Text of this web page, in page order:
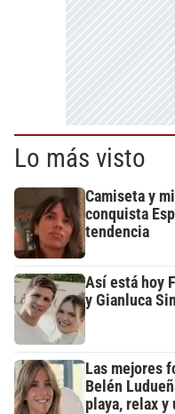
Lo más visto
Camiseta y
conquista
tendencia
Así está hoy
y Gianluca
Las mejores
Belén
playa, relax y